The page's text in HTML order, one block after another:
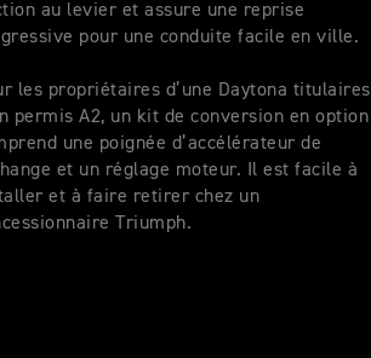
au levier et assure une reprise
pour une conduite facile en ville.
les propriétaires d’une Daytona titulaires
permis A2, un kit de conversion en option
une poignée d’accélérateur de
et un réglage moteur. Il est facile à
et à faire retirer chez un
Triumph.